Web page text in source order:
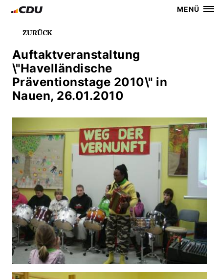
MENÜ
ZURÜCK
Auftaktveranstaltung
\"Havelländische
Präventionstage 2010\" in
Nauen, 26.01.2010